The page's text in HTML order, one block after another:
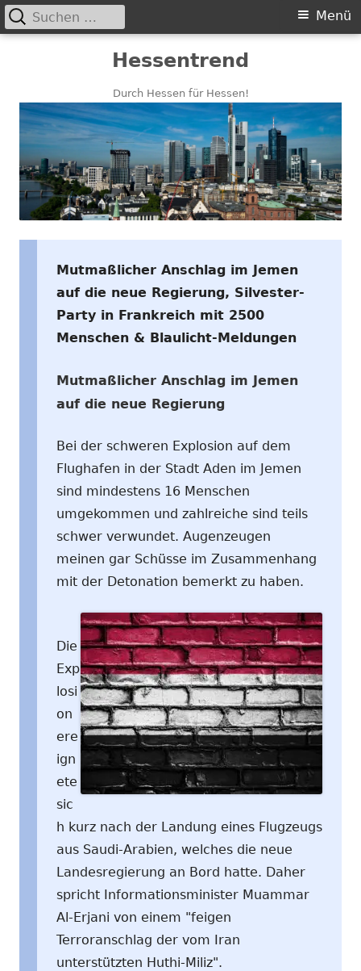
Hessentrend
Durch Hessen für Hessen!
Primäres
Menü
Suchen
nach:
Mutmaßlicher Anschlag im Jemen
auf die neue Regierung, Silvester-
Party in Frankreich mit 2500
Menschen & Blaulicht-Meldungen
Mutmaßlicher Anschlag im Jemen
auf die neue Regierung
Bei der schweren Explosion auf dem
Flughafen in der Stadt Aden im Jemen
sind mindestens 16 Menschen
umgekommen und zahlreiche sind teils
schwer verwundet. Augenzeugen
meinen gar Schüsse im Zusammenhang
mit der Detonation bemerkt zu haben.
Die
Exp
losi
on
ere
ign
ete
sic
h kurz nach der Landung eines Flugzeugs
aus Saudi-Arabien, welches die neue
Landesregierung an Bord hatte. Daher
spricht Informationsminister Muammar
Al-Erjani von einem "feigen
Terroranschlag der vom Iran
unterstützten Huthi-Miliz".